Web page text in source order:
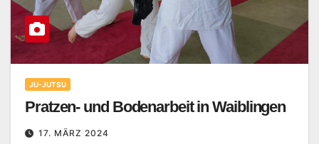
JU-JUTSU
Pratzen- und Bodenarbeit in Waiblingen
17. MÄRZ 2024